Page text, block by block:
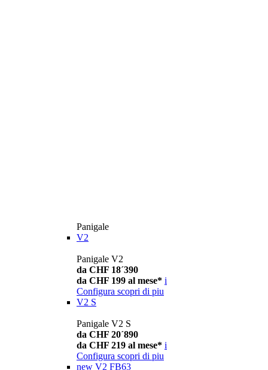
Panigale
V2
Panigale V2
da CHF 18´390
da CHF 199 al mese* i
Configura scopri di piu
V2 S
Panigale V2 S
da CHF 20´890
da CHF 219 al mese* i
Configura scopri di piu
new V2 FB63